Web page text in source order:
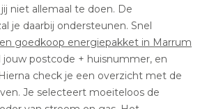
niet allemaal te doen. De
je daarbij ondersteunen. Snel
goedkoop energiepakket in Marrum
jouw postcode + huisnummer, en
check je een overzicht met de
Je selecteert moeiteloos de